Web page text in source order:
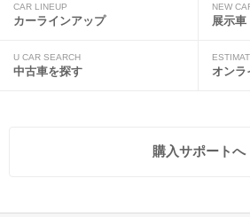
CAR LINEUP
カーラインアップ
NEW
展示車
U CAR SEARCH
中古車を探す オンラ
購入サポートへ